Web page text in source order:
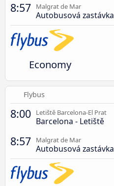
8:57 Malgrat de Mar
Autobusová zastávka
Economy
Flybus
8:00 Letiště Barcelona-El Prat
Barcelona - Letiště
8:57 Malgrat de Mar
Autobusová zastávka